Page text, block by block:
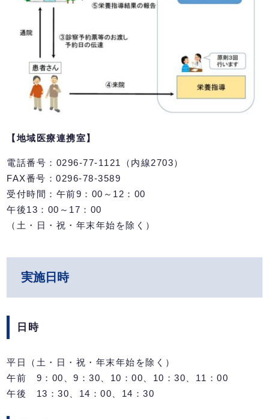
【地域医療連携室】
電話番号：0296-77-1121（内線2703）
FAX番号：0296-78-3589
受付時間：午前9：00～12：00
午後13：00～17：00
（土・日・祝・年末年始を除く）
実施日時
日時
平日（土・日・祝・年末年始を除く）
午前 9：00、9：30、10：00、10：30、11：00
午後 13：30、14：00、14：30